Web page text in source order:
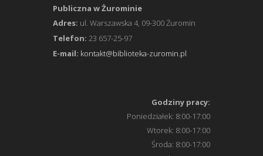
Publiczna w Żurominie
Adres: ul. Warszawska 4, 09-300 Żuromin
Telefon: 23 657-25-97
E-mail: kontakt@biblioteka-zuromin.pl
Godziny pracy:
Poniedziałek: 8:00-17:00
Wtorek: 8:00-17:00
Środa: 8:00-17:00